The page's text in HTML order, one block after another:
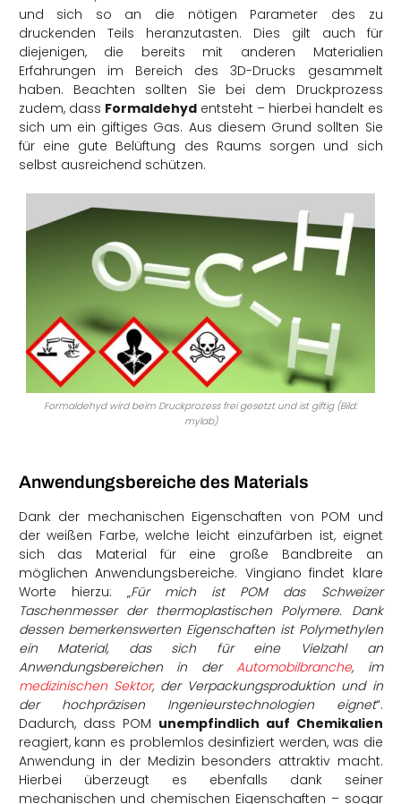
und sich so an die nötigen Parameter des zu
druckenden Teils heranzutasten. Dies gilt auch für
diejenigen, die bereits mit anderen Materialien
Erfahrungen im Bereich des 3D-Drucks gesammelt
haben. Beachten sollten Sie bei dem Druckprozess
zudem, dass Formaldehydentsteht – hierbei handelt es
sich um ein giftiges Gas. Aus diesem Grund sollten Sie
für eine gute Belüftung des Raums sorgen und sich
selbst ausreichend schützen.
Formaldehyd wird beim Druckprozess frei gesetzt und ist giftig (Bild:
mylab)
Anwendungsbereiche des Materials
Dank der mechanischen Eigenschaften von POM und
der weißen Farbe, welche leicht einzufärben ist, eignet
sich das Material für eine große Bandbreite an
möglichen Anwendungsbereiche. Vingiano findet klare
Worte hierzu: „Für mich ist POM das Schweizer
Taschenmesser der thermoplastischen Polymere. Dank
dessen bemerkenswerten Eigenschaften ist Polymethylen
ein Material, das sich für eine Vielzahl an
Anwendungsbereichen in der Automobilbranche, im
medizinischen Sektor, der Verpackungsproduktion und in
der hochpräzisen Ingenieurstechnologien eignet“.
Dadurch, dass POM unempfindlich auf Chemikalien
reagiert, kann es problemlos desinfiziert werden, was die
Anwendung in der Medizin besonders attraktiv macht.
Hierbei überzeugt es ebenfalls dank seiner
mechanischen und chemischen Eigenschaften – sogar